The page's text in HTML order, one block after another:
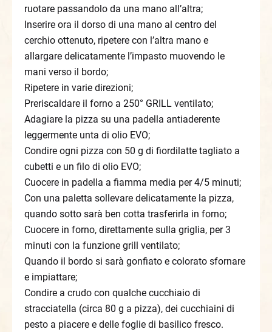
ruotare passandolo da una mano all’altra;
Inserire ora il dorso di una mano al centro del
cerchio ottenuto, ripetere con l’altra mano e
allargare delicatamente l’impasto muovendo le
mani verso il bordo;
Ripetere in varie direzioni;
Preriscaldare il forno a 250° GRILL ventilato;
Adagiare la pizza su una padella antiaderente
leggermente unta di olio EVO;
Condire ogni pizza con 50 g di fiordilatte tagliato a
cubetti e un filo di olio EVO;
Cuocere in padella a fiamma media per 4/5 minuti;
Con una paletta sollevare delicatamente la pizza,
quando sotto sarà ben cotta trasferirla in forno;
Cuocere in forno, direttamente sulla griglia, per 3
minuti con la funzione grill ventilato;
Quando il bordo si sarà gonfiato e colorato sfornare
e impiattare;
Condire a crudo con qualche cucchiaio di
stracciatella (circa 80 g a pizza), dei cucchiaini di
pesto a piacere e delle foglie di basilico fresco.